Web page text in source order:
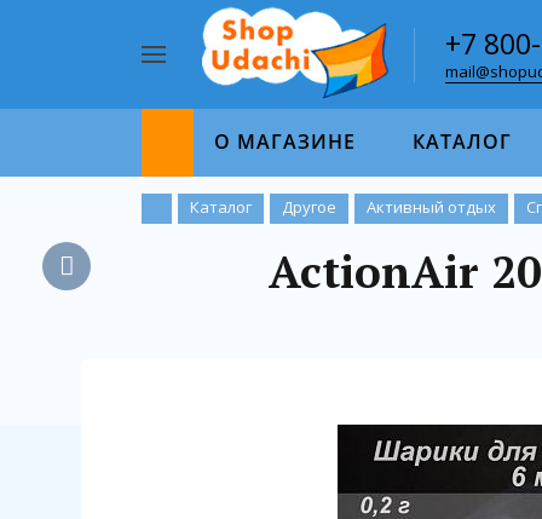
Найти
+7
О МАГАЗИНЕ КАТАЛОГ
Каталог Другое Активный отдых
ActionAir